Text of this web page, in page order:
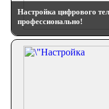
Настройка цифрового
профессионально!